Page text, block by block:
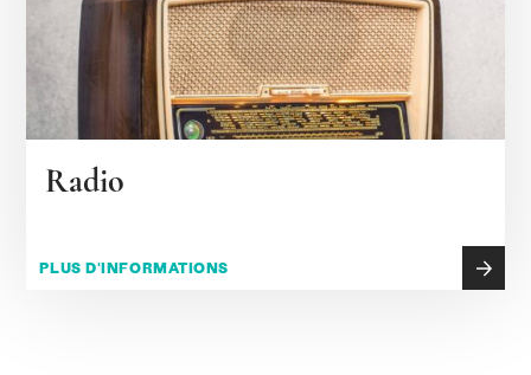
Radio
PLUS D'INFORMATIONS